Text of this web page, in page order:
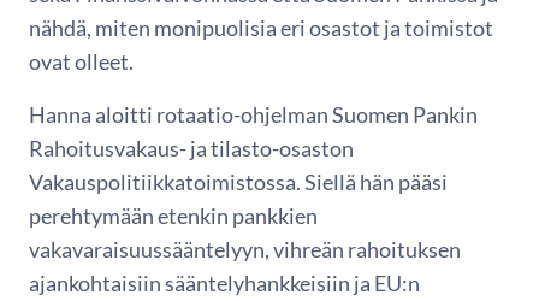
nähdä, miten monipuolisia eri osastot ja toimistot
ovat olleet.
Hanna aloitti rotaatio-ohjelman Suomen Pankin
Rahoitusvakaus- ja tilasto-osaston
Vakauspolitiikkatoimistossa. Siellä hän pääsi
perehtymään etenkin pankkien
vakavaraisuussääntelyyn, vihreän rahoituksen
ajankohtaisiin sääntelyhankkeisiin ja EU:n